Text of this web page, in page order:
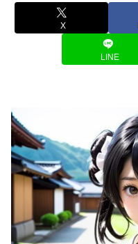
X
LINE